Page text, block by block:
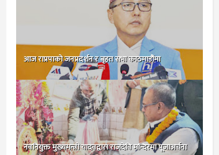
आज राप्रपाकाे जनप्रदर्शन र बृहत सभा काठमाडौंमा
नवनियुक्त मुख्यमन्त्री यादवद्वारा राजदेवि मन्दिरमा पूजाअर्चना